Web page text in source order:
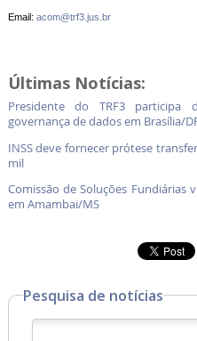
Email: acom@trf3.jus.br
Últimas Notícias:
Presidente do TRF3 participa
governança de dados em Brasília/
INSS deve fornecer prótese
mil
Comissão de Soluções Fundiárias
em Amambai/MS
Pesquisa de notícias